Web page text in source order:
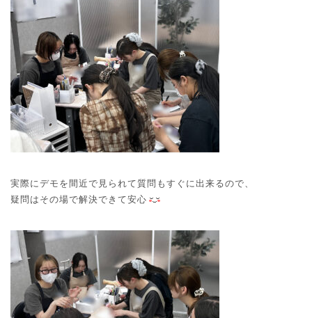
実際にデモを間近で見られて質問もすぐに出来るので、
疑問はその場で解決できて安心